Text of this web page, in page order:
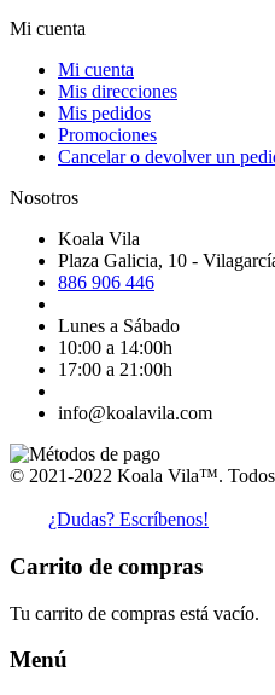
Mi cuenta
Mi cuenta
Mis direcciones
Mis pedidos
Promociones
Cancelar o devolver un
Nosotros
Koala Vila
Plaza Galicia, 10 -
886 906 446
Lunes a Sábado
10:00 a 14:00h
17:00 a 21:00h
info@koalavila.com
© 2021-2022 Koala Vila™. Todos
¿Dudas? Escríbenos!
Carrito de compras
Tu carrito de compras está vacío.
Menú